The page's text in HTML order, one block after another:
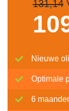
131,14
Nieuwe
Optimale
6